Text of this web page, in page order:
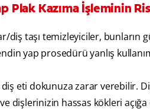
Plak Kazıma İşleminin
diş taşı temizleyiciler,
yap prosedürü yanlış
diş eti dokunuza zarar verebilir.
dişlerinizin hassas kökleri açığa